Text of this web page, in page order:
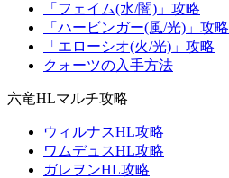
「フェイム(水/闇)」攻略
「ハービンガー(風/光)」攻略
「エローシオ(火/光)」攻略
クォーツの入手方法
六竜HLマルチ攻略
ウィルナスHL攻略
ワムデュスHL攻略
ガレヲンHL攻略